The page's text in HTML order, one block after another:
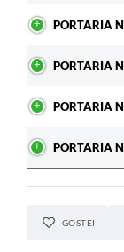
PORTARIA
PORTARIA
PORTARIA
PORTARIA
GOSTEI